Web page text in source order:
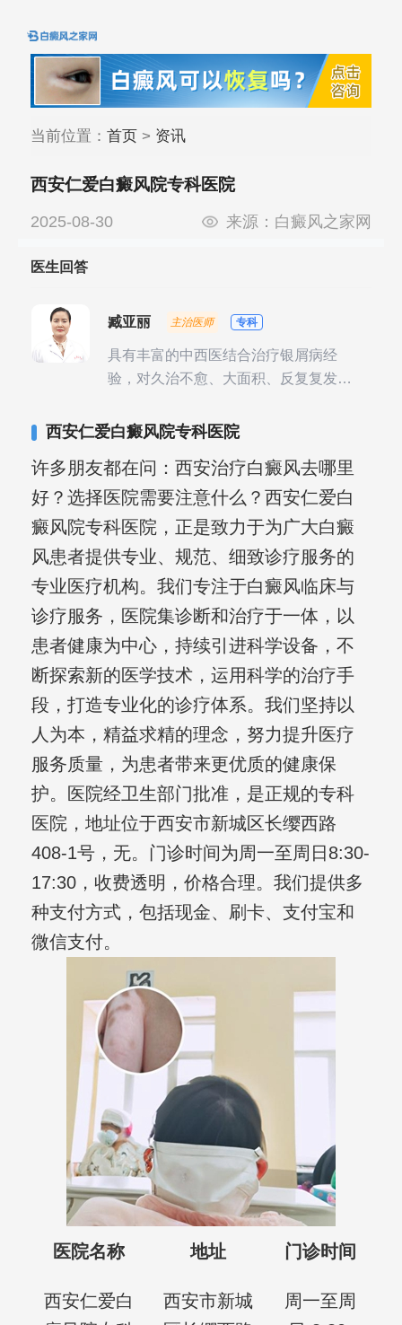
当前位置： 首页> 资讯
西安仁爱白癜风院专科医院
2025-08-30 来源： 白癜风之家网
医生回答
臧亚丽 主治医师 专科
具有丰富的中西医结合治疗银屑病经
验，对久治不愈、大面积、反复复发性
西安仁爱白癜风院专科医院
许多朋友都在问：西安治疗白癜风去哪里
好？选择医院需要注意什么？西安仁爱白
癜风院专科医院，正是致力于为广大白癜
风患者提供专业、规范、细致诊疗服务的
专业医疗机构。我们专注于白癜风临床与
诊疗服务，医院集诊断和治疗于一体，以
患者健康为中心，持续引进科学设备，不
断探索新的医学技术，运用科学的治疗手
段，打造专业化的诊疗体系。我们坚持以
人为本，精益求精的理念，努力提升医疗
服务质量，为患者带来更优质的健康保
护。医院经卫生部门批准，是正规的专科
医院，地址位于西安市新城区长缨西路
408-1号，无。门诊时间为周一至周日8:30-
17:30，收费透明，价格合理。我们提供多
种支付方式，包括现金、刷卡、支付宝和
微信支付。
医院名称 地址 门诊时间
西安仁爱白
西安市新城
周一至周